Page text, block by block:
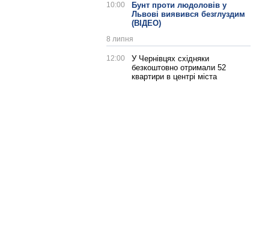
10:00
Бунт проти людоловів у
Львові виявився безглуздим
(ВІДЕО)
8 липня
12:00
У Чернівцях східняки
безкоштовно отримали 52
квартири в центрі міста